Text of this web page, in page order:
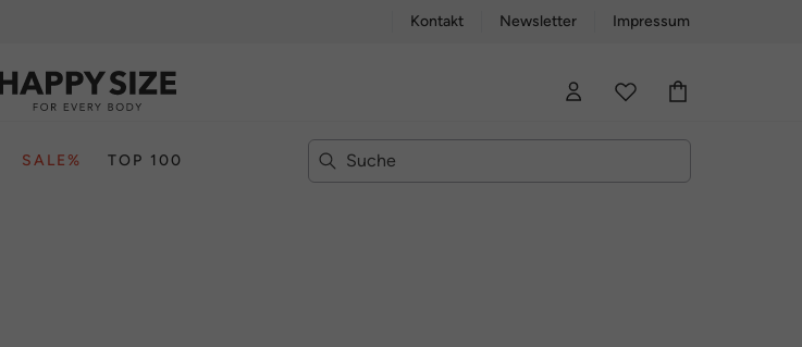
Kontakt Newsletter Impressum
SALE% TOP 100